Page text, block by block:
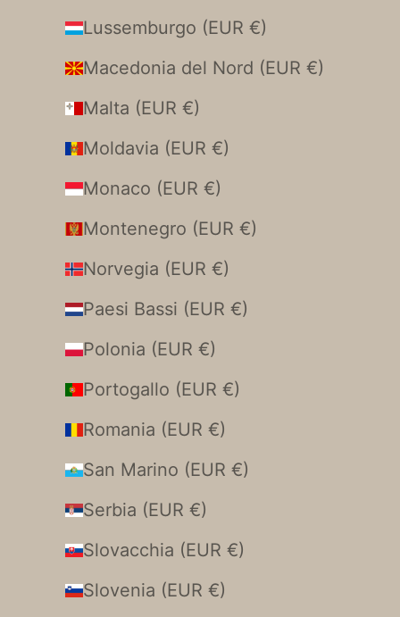
Lussemburgo (EUR €)
Macedonia del Nord (EUR €)
Malta (EUR €)
Moldavia (EUR €)
Monaco (EUR €)
Montenegro (EUR €)
Norvegia (EUR €)
Paesi Bassi (EUR €)
Polonia (EUR €)
Portogallo (EUR €)
Romania (EUR €)
San Marino (EUR €)
Serbia (EUR €)
Slovacchia (EUR €)
Slovenia (EUR €)